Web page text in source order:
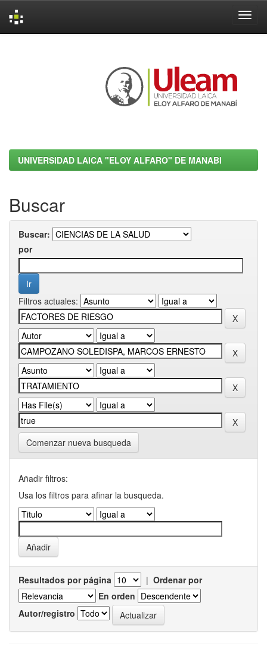
UNIVERSIDAD LAICA "ELOY ALFARO" DE MANABI
Buscar
Buscar:
por
Filtros actuales:
Comenzar nueva busqueda
Añadir filtros:
Usa los filtros para afinar la busqueda.
Resultados por página | Ordenar por
En orden
Autor/registro